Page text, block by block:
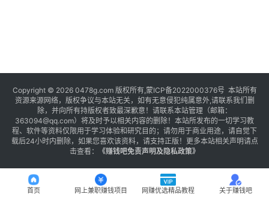
Copyright © 2026 0478g.com 版权所有,蒙ICP备2022000376号 本站所有
资源来源网络，版权争议与本站无关，如有无意侵犯纯属意外,请联系我们删
除，并向所有持版权者致最深歉意！请联系本站管理（邮箱：
363094@qq.com）将及时予以相关内容的删除！本站所发布的一切学习教
程、软件等资料仅限用于学习体验和研究目的；请勿用于商业用途，请自觉下
载后24小时内删除，如果您喜欢该资料，请支持正版！更多本站相关声明请点
击查看：
《赚钱吧免责声明及隐私政策》
首页 网上兼职赚钱项目 网赚优选精品教程 关于赚钱吧